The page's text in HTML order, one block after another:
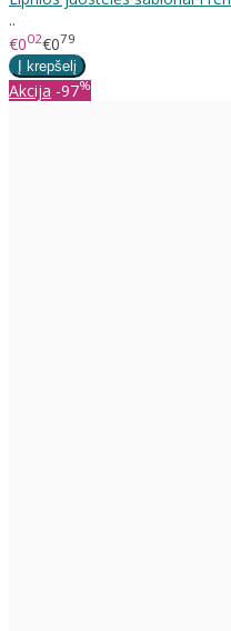
..
€002€079
Akcija -97%